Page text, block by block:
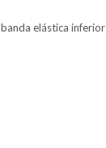
elástica inferior